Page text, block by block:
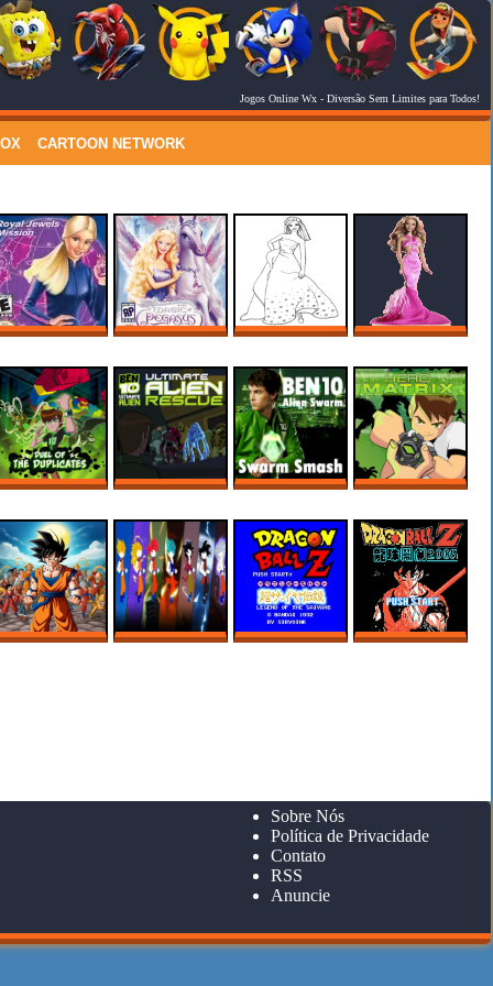
Jogos Online Wx - Diversão Sem Limites para Todos!
CARTOON NETWORK
SECRET AGENT
BARBIE AND THE
BARBIE DESENHOS
IMPRIMIR!
DESENHOS DO
10 OMNIVERSE
BEN 10 ULTIMATE
BEN 10 ALIEN
BEN 10: HERO
DRAGON BALL Z:
STICKMAN DRAGON
DRAGON BALL Z:
DRAGON BALL Z
Sobre Nós
Política de Privacidade
Contato
RSS
Anuncie